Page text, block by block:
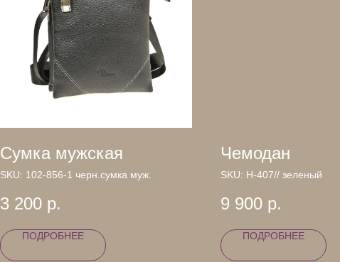
Сумка мужская
SKU: 102-856-1 черн.сумка муж.
3 200 р.
ПОДРОБНЕЕ
Чемодан
SKU: Н-407// зеленый
9 900 р.
ПОДРОБНЕЕ